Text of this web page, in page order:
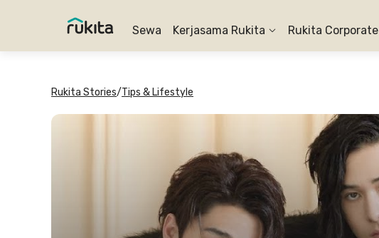
Sewa Kerjasama Rukita Rukita Corporate
Rukita Stories/Tips & Lifestyle